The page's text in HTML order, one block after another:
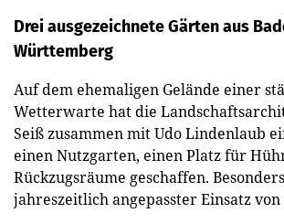
Drei ausgezeichnete Gärten aus
Württemberg
Auf dem ehemaligen Gelände einer
Wetterwarte hat die
Seiß zusammen mit Udo Lindenlaub
einen Nutzgarten, einen Platz für
Rückzugsräume geschaffen.
jahreszeitlich angepasster Einsatz von